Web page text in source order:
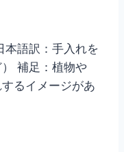
本語訳：手入れを
補足：植物や
るイメージがあ